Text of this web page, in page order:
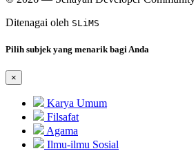
Ditenagai oleh SLiMS
Pilih subjek yang menarik bagi Anda
×
Karya Umum
Filsafat
Agama
Ilmu-ilmu Sosial